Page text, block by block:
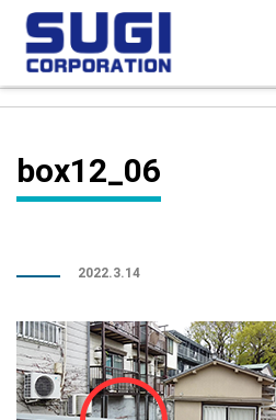
ン
box12_06
2022.3.14